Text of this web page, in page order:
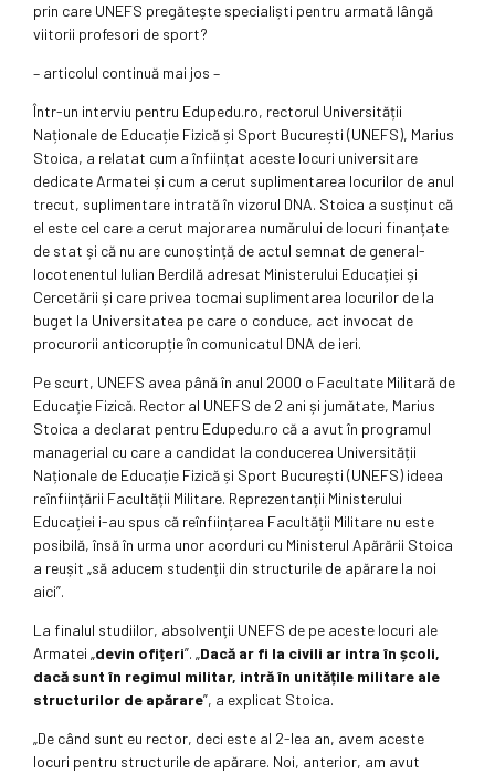
prin care UNEFS pregătește specialiști pentru armată lângă
viitorii profesori de sport?
– articolul continuă mai jos –
Într-un interviu pentru Edupedu.ro, rectorul Universității
Naționale de Educație Fizică și Sport București (UNEFS), Marius
Stoica, a relatat cum a înființat aceste locuri universitare
dedicate Armatei și cum a cerut suplimentarea locurilor de anul
trecut, suplimentare intrată în vizorul DNA. Stoica a susținut că
el este cel care a cerut majorarea numărului de locuri finanțate
de stat și că nu are cunoștință de actul semnat de general-
locotenentul Iulian Berdilă adresat Ministerului Educației și
Cercetării și care privea tocmai suplimentarea locurilor de la
buget la Universitatea pe care o conduce, act invocat de
procurorii anticorupție în comunicatul DNA de ieri.
Pe scurt, UNEFS avea până în anul 2000 o Facultate Militară de
Educație Fizică. Rector al UNEFS de 2 ani și jumătate, Marius
Stoica a declarat pentru Edupedu.ro că a avut în programul
managerial cu care a candidat la conducerea Universității
Naționale de Educație Fizică și Sport București (UNEFS) ideea
reînființării Facultății Militare. Reprezentanții Ministerului
Educației i-au spus că reînființarea Facultății Militare nu este
posibilă, însă în urma unor acorduri cu Ministerul Apărării Stoica
a reușit „să aducem studenții din structurile de apărare la noi
aici”.
La finalul studiilor, absolvenții UNEFS de pe aceste locuri ale
Armatei „devin ofițeri”. „Dacă ar fi la civili ar intra în școli,
dacă sunt în regimul militar, intră în unitățile militare ale
structurilor de apărare”, a explicat Stoica.
„De când sunt eu rector, deci este al 2-lea an, avem aceste
locuri pentru structurile de apărare. Noi, anterior, am avut